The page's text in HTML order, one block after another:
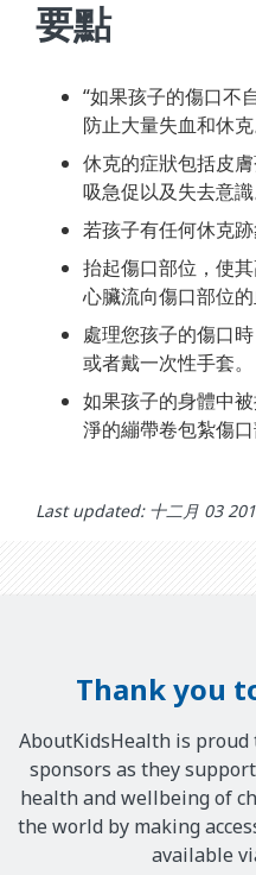
要點
“如果孩子的傷口不
防止大量失血和休克
休克的症狀包括皮
吸急促以及失去意識
若孩子有任何休克跡
抬起傷口部位，使
心臟流向傷口部位的
處理您孩子的傷口
或者戴一次性手套。
如果孩子的身體中
淨的繃帶卷包紮傷口
Last updated: 十二月 03
Thank you
AboutKidsHealth is
sponsors as they
health and wellbeing of
the world by making
available